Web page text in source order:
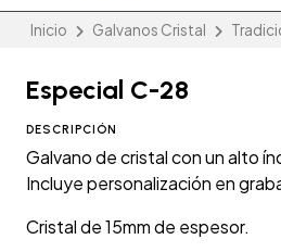
Inicio Galvanos Cristal
Especial C-28
DESCRIPCIÓN
Galvano de cristal con un alto
Incluye personalización en
Cristal de 15mm de espesor.